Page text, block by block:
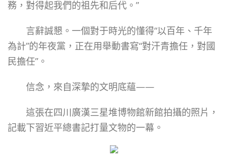
務，對得起我們的祖先和后代。”
言辭誠懇。一個對于時光的懂得“以百年、千年
為計”的年夜黨，正在用舉動書寫“對汗青擔任，對國
民擔任”。
信念，來自深摯的文明底蘊——
這張在四川廣漢三星堆博物館新館拍攝的照片，
記載下習近平總書記打量文物的一幕。